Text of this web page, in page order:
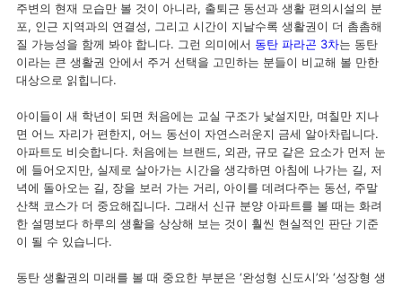
주변의 현재 모습만 볼 것이 아니라, 출퇴근 동선과 생활 편의시설의 분
포, 인근 지역과의 연결성, 그리고 시간이 지날수록 생활권이 더 촘촘해
질 가능성을 함께 봐야 합니다. 그런 의미에서 동탄 파라곤 3차는 동탄
이라는 큰 생활권 안에서 주거 선택을 고민하는 분들이 비교해 볼 만한
대상으로 읽힙니다.
아이들이 새 학년이 되면 처음에는 교실 구조가 낯설지만, 며칠만 지나
면 어느 자리가 편한지, 어느 동선이 자연스러운지 금세 알아차립니다.
아파트도 비슷합니다. 처음에는 브랜드, 외관, 규모 같은 요소가 먼저 눈
에 들어오지만, 실제로 살아가는 시간을 생각하면 아침에 나가는 길, 저
녁에 돌아오는 길, 장을 보러 가는 거리, 아이를 데려다주는 동선, 주말
산책 코스가 더 중요해집니다. 그래서 신규 분양 아파트를 볼 때는 화려
한 설명보다 하루의 생활을 상상해 보는 것이 훨씬 현실적인 판단 기준
이 될 수 있습니다.
동탄 생활권의 미래를 볼 때 중요한 부분은 ‘완성형 신도시’와 ‘성장형 생